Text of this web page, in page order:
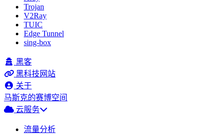
Trojan
V2Ray
TUIC
Edge Tunnel
sing-box
黑客
黑科技网站
关于
马斯克的赛博空间
云服务
流量分析